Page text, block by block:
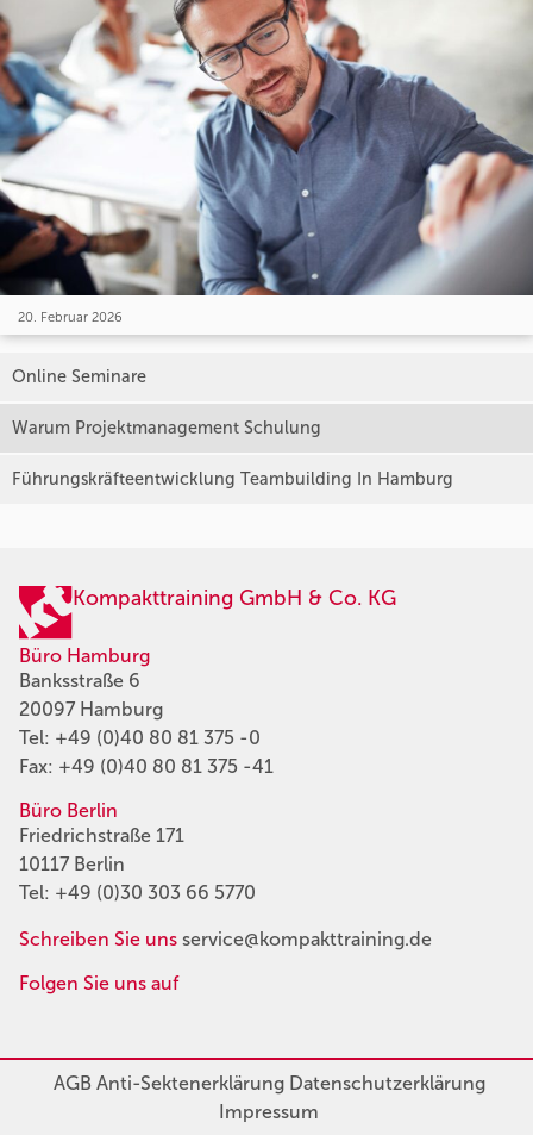
20. Februar 2026
Online Seminare
Warum Projektmanagement Schulung
Führungskräfteentwicklung Teambuilding In Hamburg
Kompakttraining GmbH & Co. KG
Büro Hamburg
Banksstraße 6
20097 Hamburg
Tel: +49 (0)40 80 81 375 -0
Fax: +49 (0)40 80 81 375 -41
Büro Berlin
Friedrichstraße 171
10117 Berlin
Tel: +49 (0)30 303 66 5770
Schreiben Sie uns service@kompakttraining.de
Folgen Sie uns auf
AGBAnti-SektenerklärungDatenschutzerklärung
Impressum